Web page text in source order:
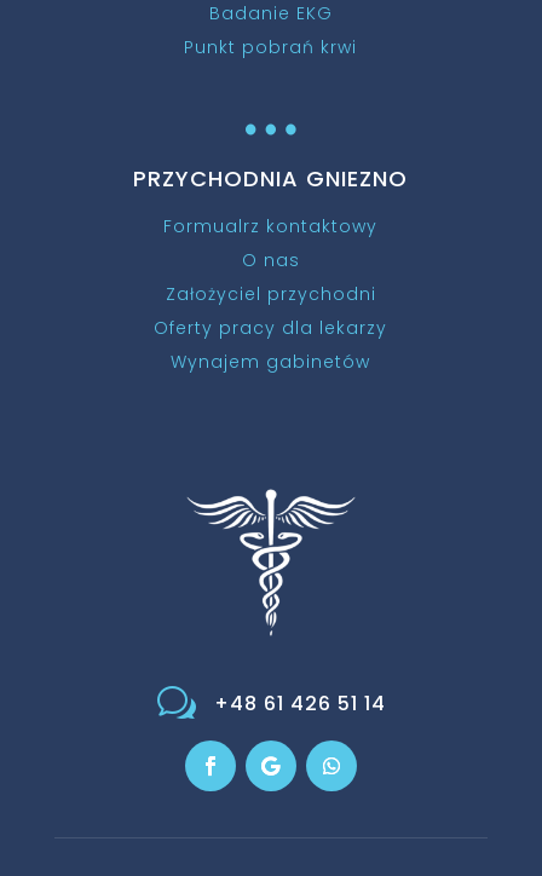
Badanie EKG
Punkt pobrań krwi
…
PRZYCHODNIA GNIEZNO
Formualrz kontaktowy
O nas
Założyciel przychodni
Oferty pracy dla lekarzy
Wynajem gabinetów
w +48 61 426 51 14